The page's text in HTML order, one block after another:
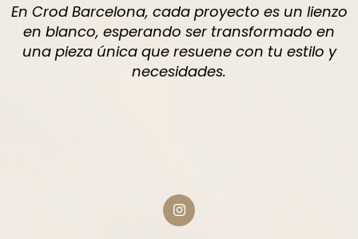
En Crod Barcelona, cada proyecto es un lienzo
en blanco, esperando ser transformado en
una pieza única que resuene con tu estilo y
necesidades.